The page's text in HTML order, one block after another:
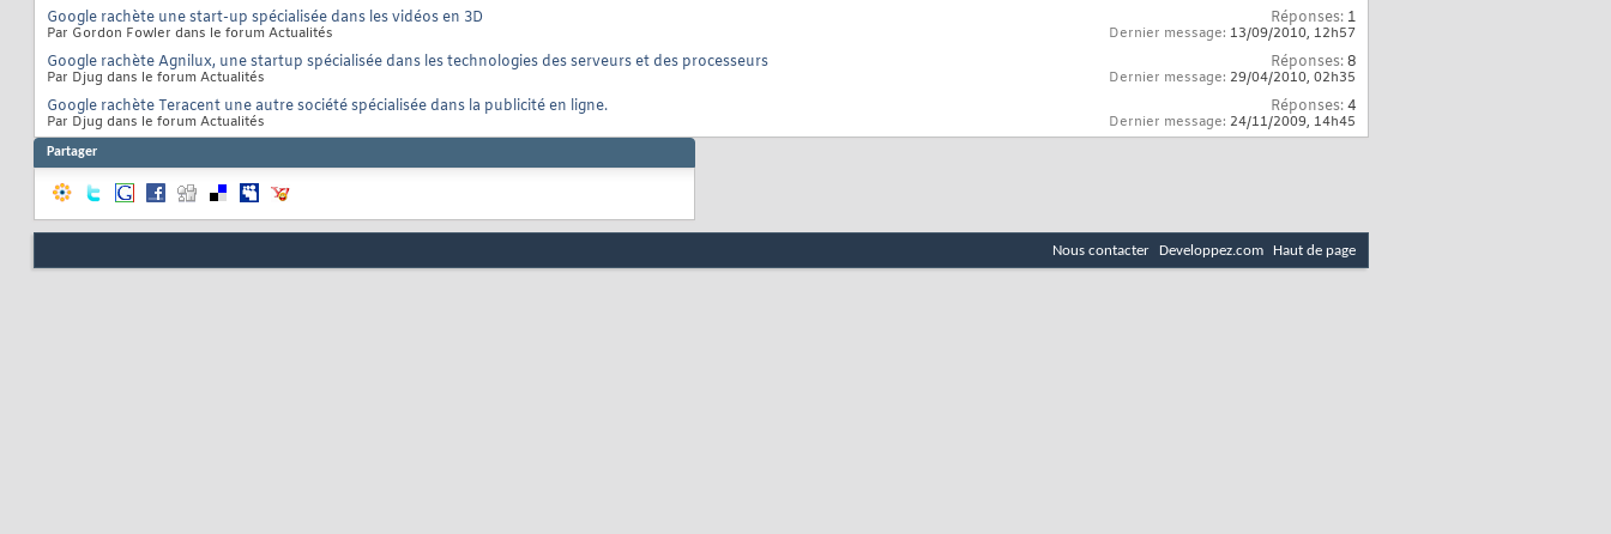
Google rachète une start-up spécialisée dans les vidéos en 3D
Par Gordon Fowler dans le forum Actualités
Réponses: 1
Dernier message: 13/09/2010, 12h57
Google rachète Agnilux, une startup spécialisée dans les technologies des serveurs et des processeurs
Par Djug dans le forum Actualités
Réponses:8
Dernier message: 29/04/2010, 02h35
Google rachète Teracent une autre société spécialisée dans la publicité en ligne.
Par Djug dans le forum Actualités
Réponses:4
Dernier message: 24/11/2009, 14h45
Partager
Nous contacter Developpez.com Haut de page